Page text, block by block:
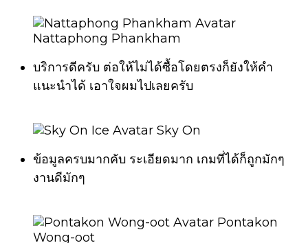
Nattaphong Phankham
บริการดีครับ ต่อให้ไม่ได้ซื้อโดยตรงก็ยังให้คำ
แนะนำได้ เอาใจผมไปเลยครับ
Sky On
ข้อมูลครบมากคับ ระเอียดมาก เกมที่ได้ก็ถูกมักๆ
งานดีมักๆ
Pontakon
Wong-oot